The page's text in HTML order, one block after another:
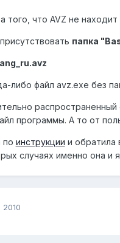
того, что AVZ не
папка
либо файл avz.exe без
программы. А то от
по инструкции и обратила
случаях именно она и
2010